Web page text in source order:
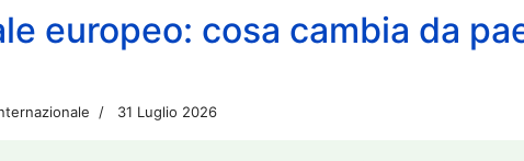
europeo: cosa cambia da
31 Luglio 2026